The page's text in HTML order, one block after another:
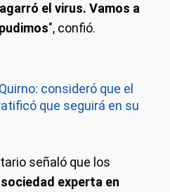
el virus. Vamos a
", confió.
consideró que el
que seguirá en su
señaló que los
experta en